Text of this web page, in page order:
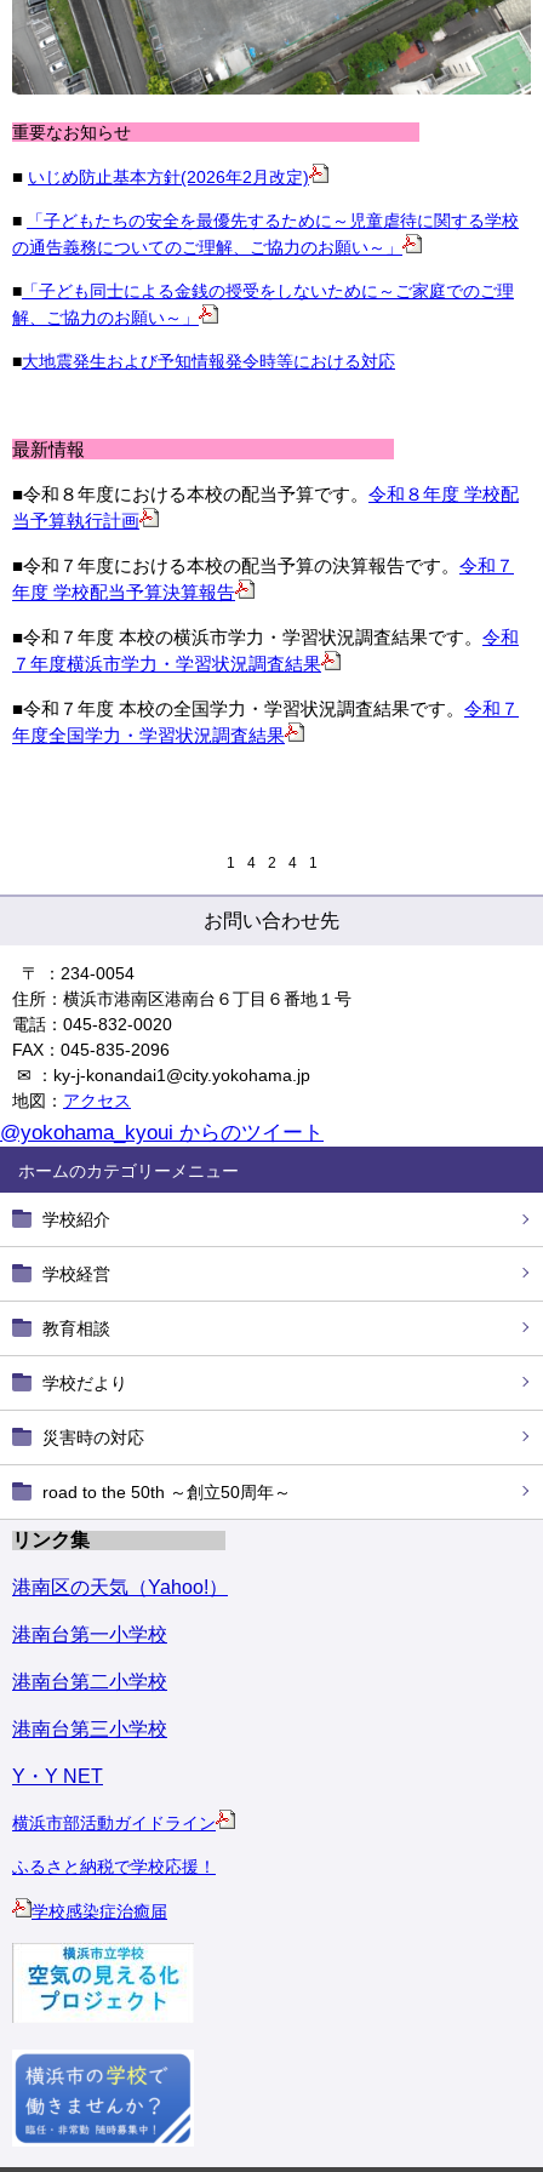
ホーム
学校紹介
学校経営
教育相談
学校だより
災害時の対応
road to the 50th ～創立50周年～
リンク集
港南区の天気（Yahoo!）
港南台第一小学校
港南台第二小学校
港南台第三小学校
Y・Y NET
横浜市部活動ガイドライン
ふるさと納税で学校応援！
学校感染症治癒届
重要なお知らせ
■ いじめ防止基本方針(2026年2月改定)
■
「子どもたちの安全を最優先するために～児童虐待に関する学校
の通告義務についてのご理解、ご協力のお願い～」
■ 「子ども同士による金銭の授受をしないために～ご家庭でのご理
解、ご協力のお願い～」
■大地震発生および予知情報発令時等における対応
最新情報
■令和８年度における本校の配当予算です。 令和８年度 学校配
当予算執行計画
■令和７年度における本校の配当予算の決算報告です。 令和７
年度 学校配当予算決算報告
■令和７年度 本校の横浜市学力・学習状況調査結果です。 令和
７年度横浜市学力・学習状況調査結果
■令和７年度 本校の全国学力・学習状況調査結果です。 令和７
年度全国学力・学習状況調査結果
1 4 2 4 1
お問い合わせ先
〒 ：234-0054
住所：横浜市港南区港南台６丁目６番地１号
電話：045-832-0020
FAX：045-835-2096
✉ ：ky-j-konandai1@city.yokohama.jp
地図： アクセス
@yokohama_kyoui からのツイート